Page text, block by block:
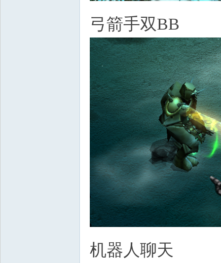
弓箭手双BB
机器人聊天